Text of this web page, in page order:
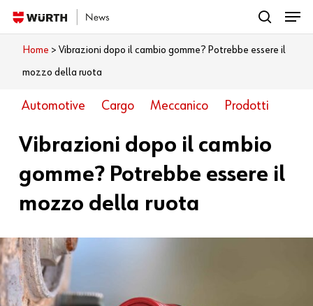
Skip
to
main
content
Cosa vuoi leggere?
search
Menu
Home > Vibrazioni dopo il cambio gomme? Potrebbe essere il
mozzo della ruota
Automotive Cargo Meccanico Prodotti
Vibrazioni dopo il cambio
gomme? Potrebbe essere il
mozzo della ruota
Close